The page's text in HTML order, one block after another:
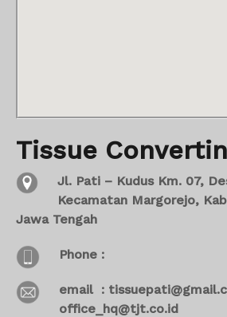
Tissue
Jl. Pati – Kudus Km. 07,
Kecamatan Margorejo,
Jawa Tengah
Phone :
email :
office_hq@tjt.co.id